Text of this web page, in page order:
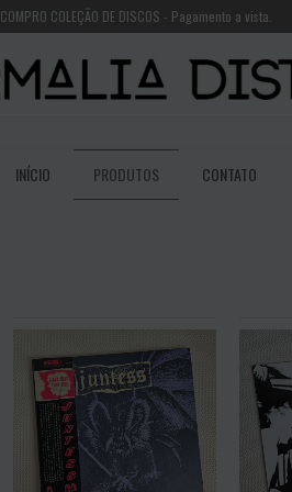
COMPRO COLEÇÃO DE DISCOS - Pagamento a vista.
INÍCIO PRODUTOS CONTATO